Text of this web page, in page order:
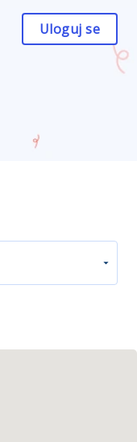
Uloguj se